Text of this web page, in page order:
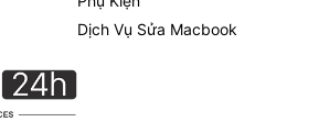
Dịch Vụ Sửa Macbook